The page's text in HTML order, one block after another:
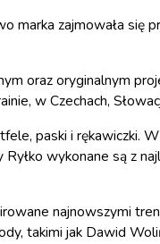
marka zajmowała się
oraz oryginalnym
w Czechach,
paski i rękawiczki.
wykonane są z
najnowszymi
takimi jak Dawid